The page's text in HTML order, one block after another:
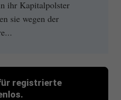
ihr Kapitalpolster
sie wegen der
registrierte